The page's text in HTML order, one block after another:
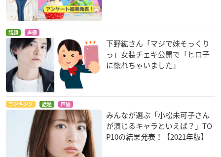
話題 声優
下野紘さん「マジで妹そっくり
っ」女装チェキ公開で「ヒロ子
に惚れちゃいました」
ランキング 話題 声優
みんなが選ぶ「小松未可子さん
が演じるキャラといえば？」TO
P10の結果発表！【2021年版】